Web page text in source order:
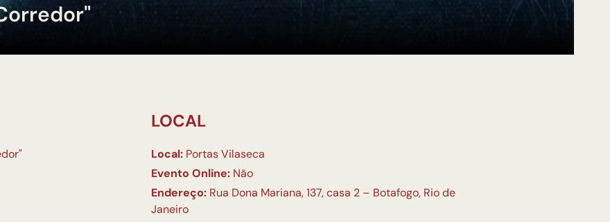
LOCAL
Local: Portas Vilaseca
Evento Online: Não
Endereço: Rua Dona Mariana, 137, casa 2 – Botafogo, Rio de
Janeiro